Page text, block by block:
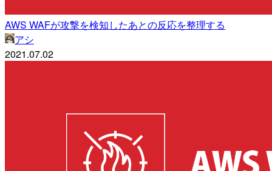
AWS WAFが攻撃を検知したあとの反応を整理する
アシ
2021.07.02